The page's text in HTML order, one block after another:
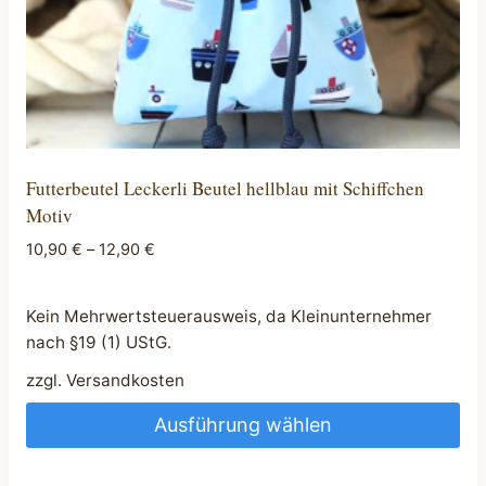
gewählt
werden
Futterbeutel Leckerli Beutel hellblau mit Schiffchen
Motiv
10,90 € –12,90 €
Kein Mehrwertsteuerausweis, da Kleinunternehmer
nach §19 (1) UStG.
zzgl. Versandkosten
Ausführung wählen